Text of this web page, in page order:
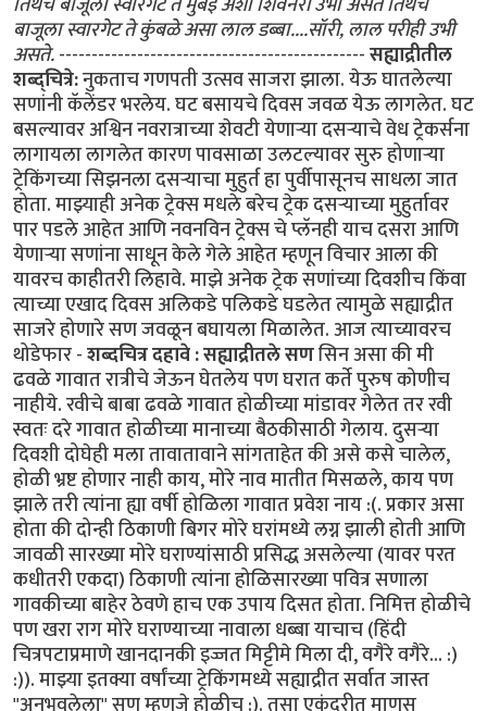
बाजूला स्वारगेट ते कुंबळे असा लाल डब्बा....सॉरी, लाल परीही उभी
असते.-----------------------------------------------सह्याद्रीतील
शब्द्चित्रे:नुकताच गणपती उत्सव साजरा झाला. येऊ घातलेल्या
सणांनी कॅलेंडर भरलेय. घट बसायचे दिवस जवळ येऊ लागलेत. घट
बसल्यावर अश्विन नवरात्राच्या शेवटी येणार्‍या दसर्‍याचे वेध ट्रेकर्सना
लागायला लागलेत कारण पावसाळा उलटल्यावर सुरु होणार्‍या
ट्रेकिंगच्या सिझनला दसर्‍याचा मुहुर्त हा पुर्वीपासूनच साधला जात
होता. माझ्याही अनेक ट्रेक्स मधले बरेच ट्रेक दसर्‍याच्या मुहुर्तावर
पार पडले आहेत आणि नवनविन ट्रेक्स चे प्लॅनही याच दसरा आणि
येणार्‍या सणांना साधून केले गेले आहेत म्हणून विचार आला की
यावरच काहीतरी लिहावे. माझे अनेक ट्रेक सणांच्या दिवशीच किंवा
त्याच्या एखाद दिवस अलिकडे पलिकडे घडलेत त्यामुळे सह्याद्रीत
साजरे होणारे सण जवळून बघायला मिळालेत. आज त्याच्यावरच
थोडेफार -शब्दचित्र दहावे : सह्याद्रीतले सणसिन असा की मी
ढवळे गावात रात्रीचे जेऊन घेतलेय पण घरात कर्ते पुरुष कोणीच
नाहीये. रवीचे बाबा ढवळे गावात होळीच्या मांडावर गेलेत तर रवी
स्वतः दरे गावात होळीच्या मानाच्या बैठकीसाठी गेलाय. दुसर्‍या
दिवशी दोघेही मला तावातावाने सांगताहेत की असे कसे चालेल,
होळी भ्रष्ट होणार नाही काय, मोरे नाव मातीत मिसळले, काय पण
झाले तरी त्यांना ह्या वर्षी होळिला गावात प्रवेश नाय :(. प्रकार असा
होता की दोन्ही ठिकाणी बिगर मोरे घरांमध्ये लग्न झाली होती आणि
जावळी सारख्या मोरे घराण्यांसाठी प्रसिद्ध असलेल्या (यावर परत
कधीतरी एकदा) ठिकाणी त्यांना होळिसारख्या पवित्र सणाला
गावकीच्या बाहेर ठेवणे हाच एक उपाय दिसत होता. निमित्त होळीचे
पण खरा राग मोरे घराण्याच्या नावाला धब्बा याचाच (हिंदी
चित्रपटाप्रमाणे खानदानकी इज्जत मिट्टीमे मिला दी, वगैरे वगैरे... :)
:)). माझ्या इतक्या वर्षांच्या ट्रेकिंगमध्ये सह्याद्रीत सर्वात जास्त